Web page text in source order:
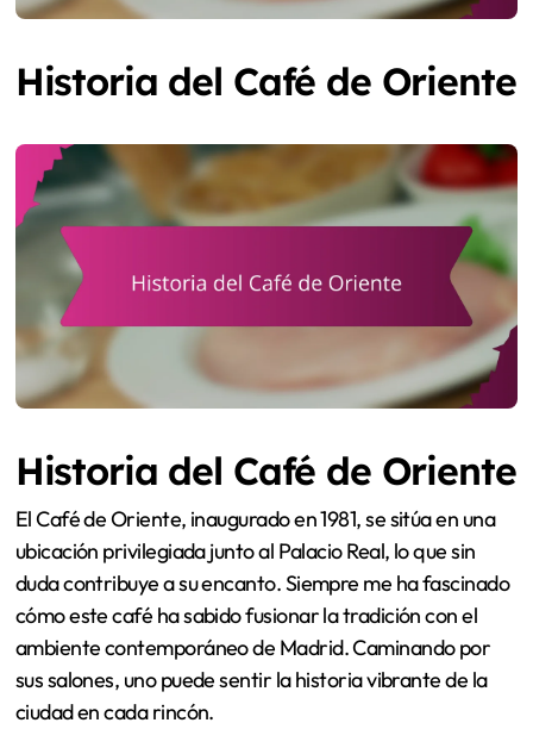
Historia del Café de Oriente
Historia del Café de Oriente
El Café de Oriente, inaugurado en 1981, se sitúa en una
ubicación privilegiada junto al Palacio Real, lo que sin
duda contribuye a su encanto. Siempre me ha fascinado
cómo este café ha sabido fusionar la tradición con el
ambiente contemporáneo de Madrid. Caminando por
sus salones, uno puede sentir la historia vibrante de la
ciudad en cada rincón.